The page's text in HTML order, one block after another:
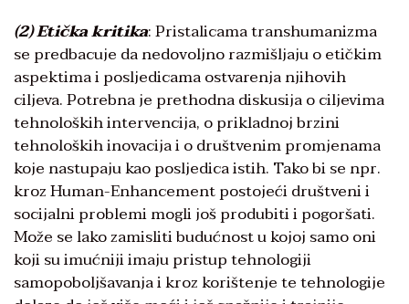
(2) Etička kritika: Pristalicama transhumanizma
se predbacuje da nedovoljno razmišljaju o etičkim
aspektima i posljedicama ostvarenja njihovih
ciljeva. Potrebna je prethodna diskusija o ciljevima
tehnoloških intervencija, o prikladnoj brzini
tehnoloških inovacija i o društvenim promjenama
koje nastupaju kao posljedica istih. Tako bi se npr.
kroz Human-Enhancement postojeći društveni i
socijalni problemi mogli još produbiti i pogoršati.
Može se lako zamisliti budućnost u kojoj samo oni
koji su imućniji imaju pristup tehnologiji
samopoboljšavanja i kroz korištenje te tehnologije